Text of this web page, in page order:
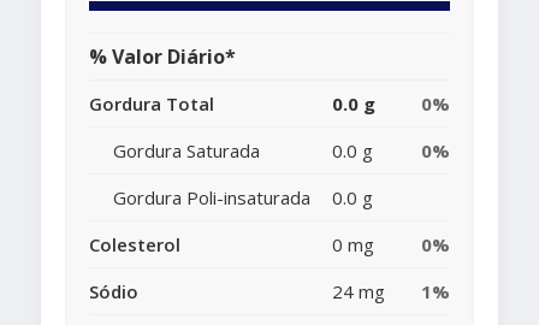
% Valor Diário*
Gordura Total 0.0 g
0%
Gordura Saturada
0.0 g
0%
Gordura Poli-insaturada
0.0 g
Colesterol
0 mg
0%
Sódio
24 mg
1%